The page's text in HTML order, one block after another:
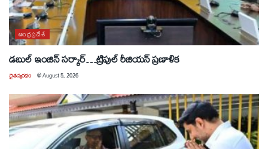
ఆంధ్రప్రదేశ్
డబుల్ ఇంజిన్ సర్కార్…ట్రిపుల్ రీజియన్ ప్రణాళిక
చైతన్యరధం @August 5, 2026